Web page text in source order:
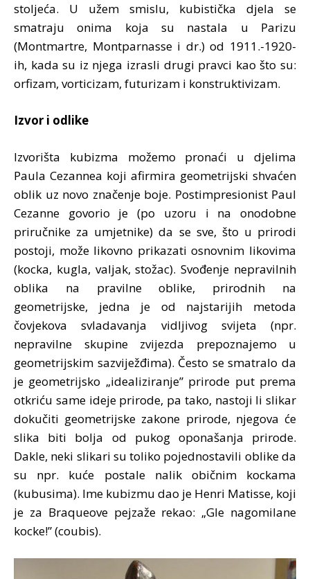
stoljeća. U užem smislu, kubistička djela se
smatraju onima koja su nastala u Parizu
(Montmartre, Montparnasse i dr.) od 1911.-1920-
ih, kada su iz njega izrasli drugi pravci kao što su:
orfizam, vorticizam, futurizam i konstruktivizam.
Izvor i odlike
Izvorišta kubizma možemo pronaći u djelima
Paula Cezannea koji afirmira geometrijski shvaćen
oblik uz novo značenje boje. Postimpresionist Paul
Cezanne govorio je (po uzoru i na onodobne
priručnike za umjetnike) da se sve, što u prirodi
postoji, može likovno prikazati osnovnim likovima
(kocka, kugla, valjak, stožac). Svođenje nepravilnih
oblika na pravilne oblike, prirodnih na
geometrijske, jedna je od najstarijih metoda
čovjekova svladavanja vidljivog svijeta (npr.
nepravilne skupine zvijezda prepoznajemo u
geometrijskim sazviježđima). Često se smatralo da
je geometrijsko „idealiziranje” prirode put prema
otkriću same ideje prirode, pa tako, nastoji li slikar
dokučiti geometrijske zakone prirode, njegova će
slika biti bolja od pukog oponašanja prirode.
Dakle, neki slikari su toliko pojednostavili oblike da
su npr. kuće postale nalik običnim kockama
(kubusima). Ime kubizmu dao je Henri Matisse, koji
je za Braqueove pejzaže rekao: „Gle nagomilane
kocke!” (coubis).